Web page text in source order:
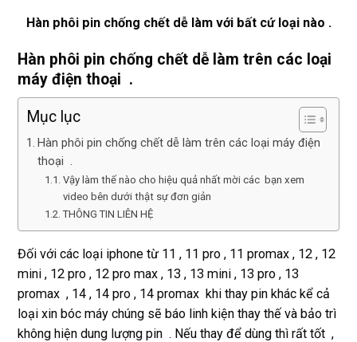
tôt
bền
Hàn phôi pin chống chết dễ làm với bất cứ loại nào .
Hàn phôi pin chống chết dễ làm trên các loại
máy điện thoại .
Mục lục
Hàn phôi pin chống chết dễ làm trên các loại máy điện
thoại .
Vậy làm thế nào cho hiệu quả nhất mời các bạn xem
video bên dưới thật sự đơn giản
THÔNG TIN LIÊN HỆ
Đối với các loại iphone từ 11 , 11 pro , 11 promax , 12 , 12
mini , 12 pro , 12 pro max , 13 , 13 mini , 13 pro , 13
promax , 14 , 14 pro , 14 promax khi thay pin khác kể cả
loại xin bóc máy chúng sẽ báo linh kiện thay thế và bảo trì
không hiện dung lượng pin . Nếu thay để dùng thì rất tốt ,